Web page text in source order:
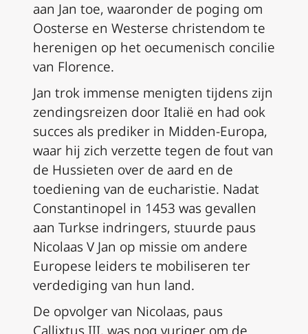
aan Jan toe, waaronder de poging om
Oosterse en Westerse christendom te
herenigen op het oecumenisch concilie
van Florence.
Jan trok immense menigten tijdens zijn
zendingsreizen door Italië en had ook
succes als prediker in Midden-Europa,
waar hij zich verzette tegen de fout van
de Hussieten over de aard en de
toediening van de eucharistie. Nadat
Constantinopel in 1453 was gevallen
aan Turkse indringers, stuurde paus
Nicolaas V Jan op missie om andere
Europese leiders te mobiliseren ter
verdediging van hun land.
De opvolger van Nicolaas, paus
Callixtus III, was nog vuriger om de